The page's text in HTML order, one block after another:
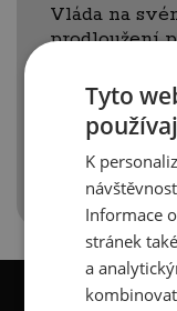
Vláda na
prodloužení
Více
https://
Tyto
K
Informace
stránek
a